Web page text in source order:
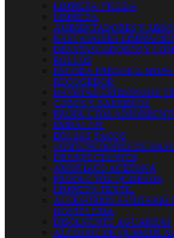
LIMPIEZA VILEDA
LIMPIEZA
AMBIENTADORES Y
RASCADORES-
DESATASCADORES Y
ROLLOS
ESCOBA-FREGONA-
RECOGEDOR
BAYETAS-ESTROPAJOS-
CUBOS Y BARREÑOS
PRODUCTOS
EMBALAJE
BOLSAS-SACOS
CONTENEDORES DE
DESINFECTANTES
AMONIACO ACETONA
PRODUCTOS QUIMICOS
LIMPIEZA TEXTIL
ACCESORIOS SANITARIO
HOSTELERIA
DISOLVENTE-AGUARRAS
ALCOHOL DE QUEMAR-